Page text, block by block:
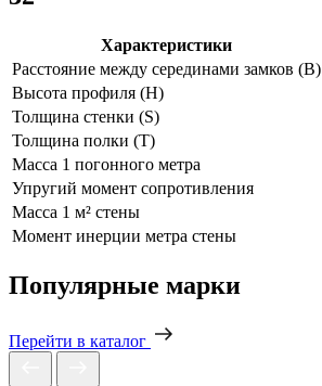
Характеристики
Расстояние между серединами замков (В)
Высота профиля (Н)
Толщина стенки (S)
Толщина полки (T)
Масса 1 погонного метра
Упругий момент сопротивления
Масса 1 м² стены
Момент инерции метра стены
Популярные марки
Перейти в каталог